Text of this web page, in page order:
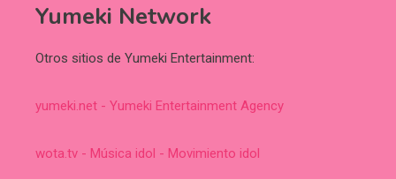
Yumeki Network
Otros sitios de Yumeki Entertainment:
yumeki.net - Yumeki Entertainment Agency
wota.tv - Música idol - Movimiento idol